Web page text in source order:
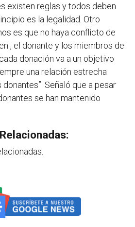
existen reglas y todos deben
es la legalidad. Otro
es que no haya conflicto de
, el donante y los miembros de
donación va a un objetivo
una relación estrecha
Señaló que a pesar
se han mantenido